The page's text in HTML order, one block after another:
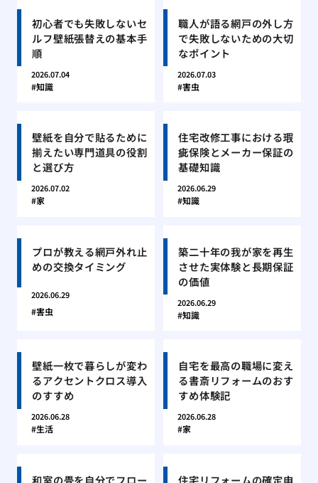
初心者でも失敗しないセ
ルフ壁紙張替えの基本手
順
2026.07.04
知識
職人が語る網戸の外し方
で失敗しないための大切
なポイント
2026.07.03
害虫
壁紙を自分で貼るために
揃えたい専門道具の役割
と選び方
2026.07.02
家
住宅改修工事における瑕
疵保険とメーカー保証の
基礎知識
2026.06.29
知識
プロが教える網戸外れ止
めの交換タイミング
2026.06.29
害虫
築二十年の我が家を再生
させた実体験と長期保証
の価値
2026.06.29
知識
壁紙一枚で暮らしが変わ
るアクセントクロス導入
のすすめ
2026.06.28
生活
自宅を最高の職場に変え
る書斎リフォームのおす
すめ体験記
2026.06.28
家
和室の畳を自分でフロー 住宅リフォームの確定申